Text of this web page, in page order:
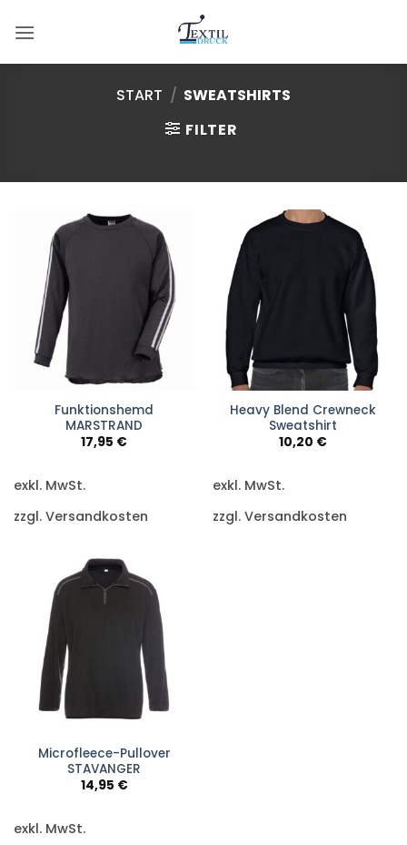
Inhalt
START / SWEATSHIRTS
FILTER
Funktionshemd
MARSTRAND
17,95 €
exkl. MwSt.
zzgl. Versandkosten
Heavy Blend Crewneck
Sweatshirt
10,20 €
exkl. MwSt.
zzgl. Versandkosten
Microfleece-Pullover
STAVANGER
14,95 €
exkl. MwSt.